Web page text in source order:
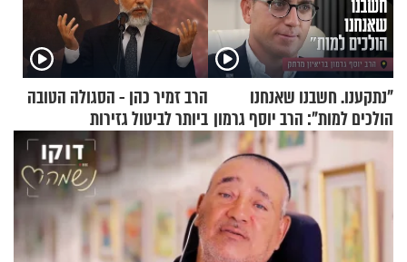
"נתקענו. חשבנו שאנחנו
הולכים למות": הרב יוסף גרמון
בריאיון מרתק
הרב זמיר כהן - הסגולה הטובה
ביותר לביטול גזירות